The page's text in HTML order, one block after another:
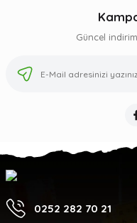
Güncel indirim
0252 282 70 21